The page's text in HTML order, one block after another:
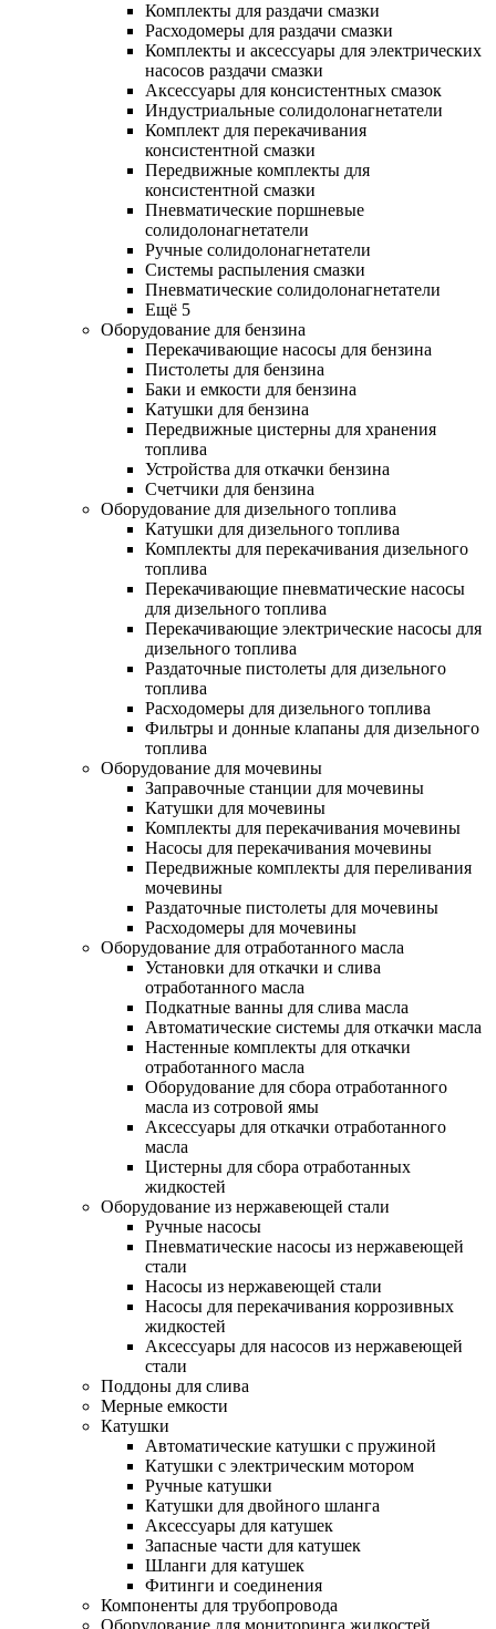
Комплекты для раздачи смазки
Расходомеры для раздачи смазки
Комплекты и аксессуары для электрических
насосов раздачи смазки
Аксессуары для консистентных смазок
Индустриальные солидолонагнетатели
Комплект для перекачивания
консистентной смазки
Передвижные комплекты для
консистентной смазки
Пневматические поршневые
солидолонагнетатели
Ручные солидолонагнетатели
Системы распыления смазки
Пневматические солидолонагнетатели
Ещё 5
Оборудование для бензина
Перекачивающие насосы для бензина
Пистолеты для бензина
Баки и емкости для бензина
Катушки для бензина
Передвижные цистерны для хранения
топлива
Устройства для откачки бензина
Счетчики для бензина
Оборудование для дизельного топлива
Катушки для дизельного топлива
Комплекты для перекачивания дизельного
топлива
Перекачивающие пневматические насосы
для дизельного топлива
Перекачивающие электрические насосы для
дизельного топлива
Раздаточные пистолеты для дизельного
топлива
Расходомеры для дизельного топлива
Фильтры и донные клапаны для дизельного
топлива
Оборудование для мочевины
Заправочные станции для мочевины
Катушки для мочевины
Комплекты для перекачивания мочевины
Насосы для перекачивания мочевины
Передвижные комплекты для переливания
мочевины
Раздаточные пистолеты для мочевины
Расходомеры для мочевины
Оборудование для отработанного масла
Установки для откачки и слива
отработанного масла
Подкатные ванны для слива масла
Автоматические системы для откачки масла
Настенные комплекты для откачки
отработанного масла
Оборудование для сбора отработанного
масла из сотровой ямы
Аксессуары для откачки отработанного
масла
Цистерны для сбора отработанных
жидкостей
Оборудование из нержавеющей стали
Ручные насосы
Пневматические насосы из нержавеющей
стали
Насосы из нержавеющей стали
Насосы для перекачивания коррозивных
жидкостей
Аксессуары для насосов из нержавеющей
стали
Поддоны для слива
Мерные емкости
Катушки
Автоматические катушки с пружиной
Катушки с электрическим мотором
Ручные катушки
Катушки для двойного шланга
Аксессуары для катушек
Запасные части для катушек
Шланги для катушек
Фитинги и соединения
Компоненты для трубопровода